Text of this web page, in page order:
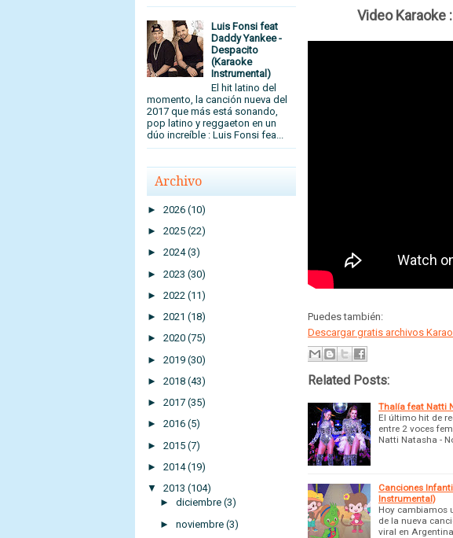
Luis Fonsi feat
Daddy Yankee -
Despacito
(Karaoke
Instrumental)
El hit latino del
momento, la canción nueva del
2017 que más está sonando,
pop latino y reggaeton en un
dúo increíble : Luis Fonsi fea...
Archivo
► 2026 (10)
► 2025 (22)
► 2024 (3)
► 2023 (30)
► 2022 (11)
► 2021 (18)
► 2020 (75)
► 2019 (30)
► 2018 (43)
► 2017 (35)
► 2016 (5)
► 2015 (7)
► 2014 (19)
▼
2013 (104)
► diciembre (3)
► noviembre (3)
Video Karaoke :
Puedes también:
Descargar gratis archivos
Related Posts:
Thalía feat Natti
El último hit de
entre 2 voces
Natti Natasha -
Canciones
Instrumental)
Hoy cambiamos
de la nueva
viral en